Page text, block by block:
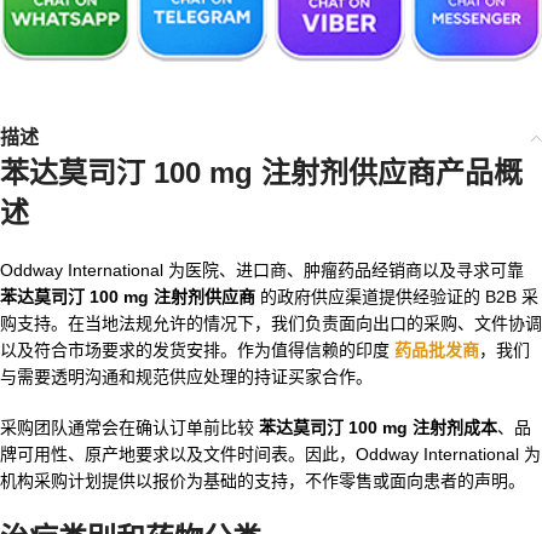
描述
苯达莫司汀 100 mg 注射剂供应商产品概
述
Oddway International 为医院、进口商、肿瘤药品经销商以及寻求可靠
苯达莫司汀 100 mg 注射剂供应商 的政府供应渠道提供经验证的 B2B 采
购支持。在当地法规允许的情况下，我们负责面向出口的采购、文件协调
以及符合市场要求的发货安排。作为值得信赖的印度 药品批发商，我们
与需要透明沟通和规范供应处理的持证买家合作。
采购团队通常会在确认订单前比较 苯达莫司汀 100 mg 注射剂成本、品
牌可用性、原产地要求以及文件时间表。因此，Oddway International 为
机构采购计划提供以报价为基础的支持，不作零售或面向患者的声明。